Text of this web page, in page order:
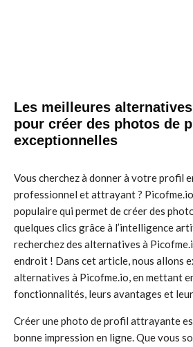
Les meilleures
pour créer des photos de
exceptionnelles
Vous cherchez à donner à votre profil
professionnel et attrayant ?
populaire qui permet de créer des
quelques clics grâce à l’intelligence
recherchez des alternatives à
endroit ! Dans cet article, nous allons
alternatives à Picofme.io, en mettant
fonctionnalités, leurs avantages et
Créer une photo de profil attrayante
bonne impression en ligne. Que vous